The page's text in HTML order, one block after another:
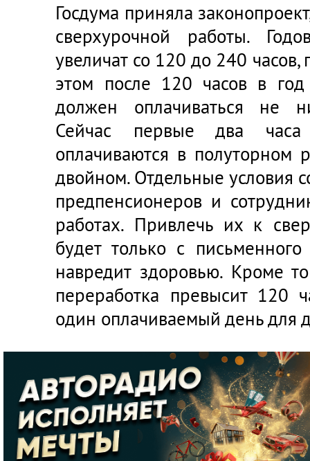
Госдума приняла
сверхурочной работы.
увеличат со 120 до 240
этом после 120 часов в
должен оплачиваться не
Сейчас первые два
оплачиваются в полуторном
двойном. Отдельные условия
предпенсионеров и
работах. Привлечь их к
будет только с
навредит здоровью. Кроме
переработка превысит 120
один оплачиваемый день для